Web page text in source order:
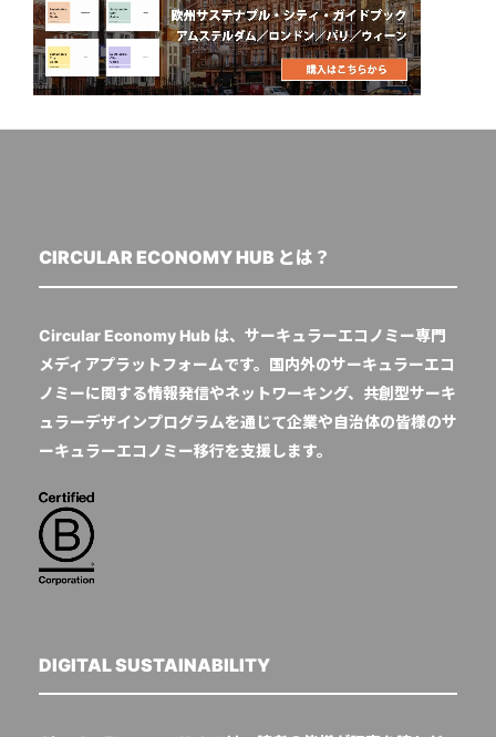
CIRCULAR ECONOMY HUB とは？
Circular Economy Hub は、サーキュラーエコノミー専門
メディアプラットフォームです。国内外のサーキュラーエコ
ノミーに関する情報発信やネットワーキング、共創型サーキ
ュラーデザインプログラムを通じて企業や自治体の皆様のサ
ーキュラーエコノミー移行を支援します。
DIGITAL SUSTAINABILITY